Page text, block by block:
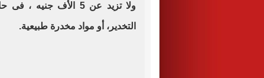
ولا تزيد عن 5 الأف
التخدير، أو مواد مخدرة طبيعية.